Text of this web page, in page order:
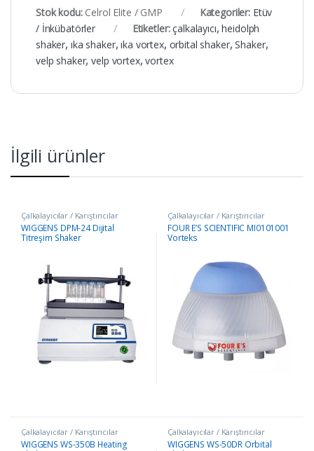
Stok kodu: Celrol Elite / GMP Kategoriler: Etüv
/ İnkübatörler
Etiketler:çalkalayıcı,heidolph
shaker, ıka shaker,ıka vortex, orbital shaker,Shaker,
velp shaker,velp vortex,vortex
İlgili ürünler
Çalkalayıcılar / Karıştırıcılar
WIGGENS DPM-24 Dijital
Titreşim Shaker
Çalkalayıcılar / Karıştırıcılar
FOUR E’S SCIENTIFIC MI0101001
Vorteks
Çalkalayıcılar / Karıştırıcılar
WIGGENS WS-350B Heating
Çalkalayıcılar / Karıştırıcılar
WIGGENS WS-50DR Orbital